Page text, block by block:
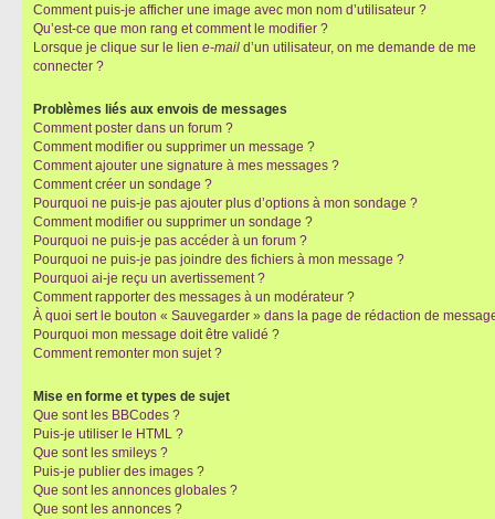
Comment puis-je afficher une image avec mon nom d’utilisateur ?
Qu’est-ce que mon rang et comment le modifier ?
Lorsque je clique sur le lien e-mail d’un utilisateur, on me demande de me
connecter ?
Problèmes liés aux envois de messages
Comment poster dans un forum ?
Comment modifier ou supprimer un message ?
Comment ajouter une signature à mes messages ?
Comment créer un sondage ?
Pourquoi ne puis-je pas ajouter plus d’options à mon sondage ?
Comment modifier ou supprimer un sondage ?
Pourquoi ne puis-je pas accéder à un forum ?
Pourquoi ne puis-je pas joindre des fichiers à mon message ?
Pourquoi ai-je reçu un avertissement ?
Comment rapporter des messages à un modérateur ?
À quoi sert le bouton « Sauvegarder » dans la page de rédaction de
Pourquoi mon message doit être validé ?
Comment remonter mon sujet ?
Mise en forme et types de sujet
Que sont les BBCodes ?
Puis-je utiliser le HTML ?
Que sont les smileys ?
Puis-je publier des images ?
Que sont les annonces globales ?
Que sont les annonces ?